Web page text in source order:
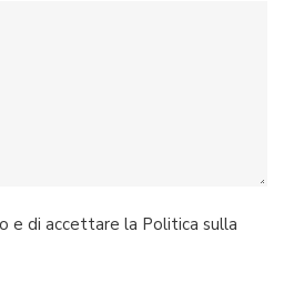
e di accettare la Politica sulla